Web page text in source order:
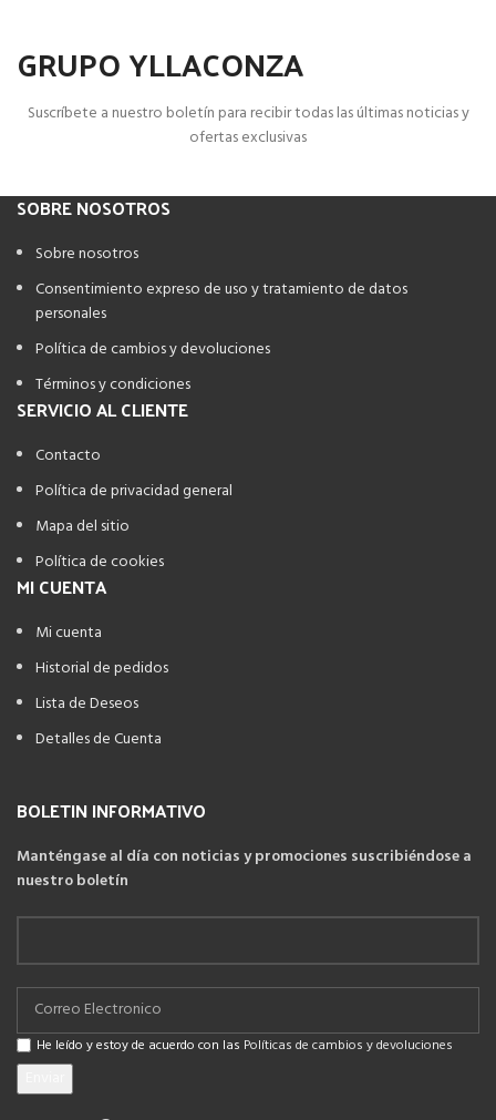
GRUPO YLLACONZA
Suscríbete a nuestro boletín para recibir todas las últimas noticias y
ofertas exclusivas
SOBRE NOSOTROS
Sobre nosotros
Consentimiento expreso de uso y tratamiento de datos
personales
Política de cambios y devoluciones
Términos y condiciones
SERVICIO AL CLIENTE
Contacto
Política de privacidad general
Mapa del sitio
Política de cookies
MI CUENTA
Mi cuenta
Historial de pedidos
Lista de Deseos
Detalles de Cuenta
BOLETIN INFORMATIVO
Manténgase al día con noticias y promociones suscribiéndose a
nuestro boletín
He leído y estoy de acuerdo con las Políticas de cambios y devoluciones